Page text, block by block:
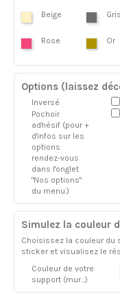
Beige Gris
Rose Or
Options (laissez
Inversé
Pochoir
adhésif (pour +
d'infos sur les
options
rendez-vous
dans l'onglet
"Nos options"
du menu.)
Simulez la couleur
Choisissez la couleur du
sticker et visualisez le
Couleur de votre
support (mur...)